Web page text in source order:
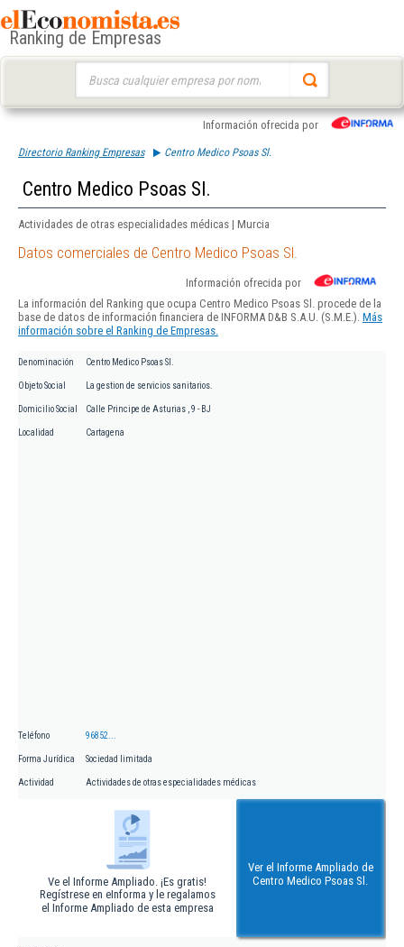
Ranking de Empresas
Información ofrecida por
Directorio Ranking Empresas Centro Medico Psoas Sl.
Centro Medico Psoas Sl.
Actividades de otras especialidades médicas | Murcia
Datos comerciales de Centro Medico Psoas Sl.
Información ofrecida por
La información del Ranking que ocupa Centro Medico Psoas Sl. procede de la
base de datos de información financiera de INFORMA D&B S.A.U. (S.M.E.). Más
información sobre el Ranking de Empresas.
Denominación Centro Medico Psoas Sl.
Objeto Social La gestion de servicios sanitarios.
Domicilio Social Calle Principe de Asturias , 9 - BJ
Localidad Cartagena
Teléfono 96852...
Forma Jurídica Sociedad limitada
Actividad Actividades de otras especialidades médicas
Ve el Informe Ampliado. ¡Es gratis!
Regístrese en eInforma y le regalamos
el Informe Ampliado de esta empresa
Ver el Informe Ampliado de
Centro Medico Psoas Sl.